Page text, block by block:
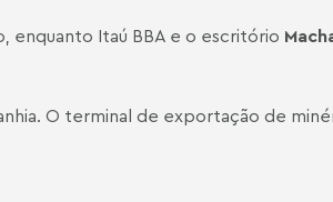
enquanto Itaú BBA e o escritório
O terminal de exportação de